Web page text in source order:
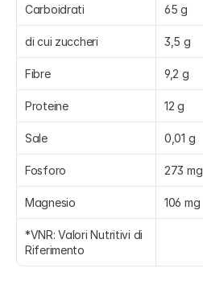
Carboidrati 65 g
di cui zuccheri 3,5 g
Fibre 9,2 g
Proteine 12 g
Sale 0,01 g
Fosforo 273 mg
Magnesio 106 mg
*VNR: Valori Nutritivi di
Riferimento